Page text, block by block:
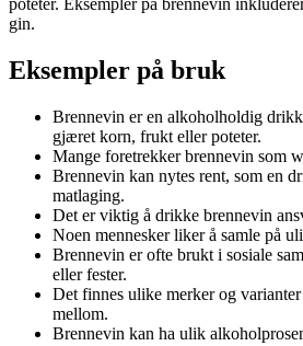
gin.
Eksempler på bruk
Brennevin er en alkoholholdig
gjæret korn, frukt eller poteter.
Mange foretrekker brennevin som
Brennevin kan nytes rent, som en
matlaging.
Det er viktig å drikke brennevin
Noen mennesker liker å samle på
Brennevin er ofte brukt i sosiale
eller fester.
Det finnes ulike merker og
mellom.
Brennevin kan ha ulik